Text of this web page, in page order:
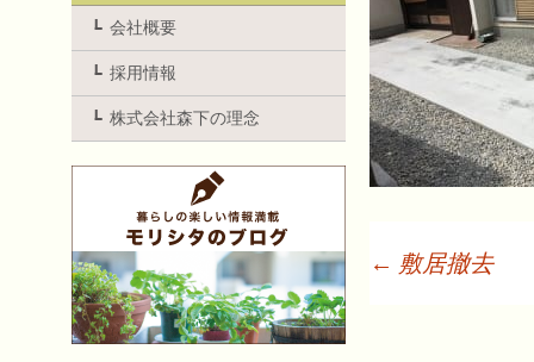
← 敷居撤去
会社概要
採用情報
株式会社森下の理念